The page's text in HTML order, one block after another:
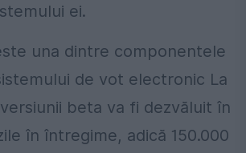
ei.
una dintre componentele
de vot electronic La
beta va fi dezvăluit în
în întregime, adică 150.000